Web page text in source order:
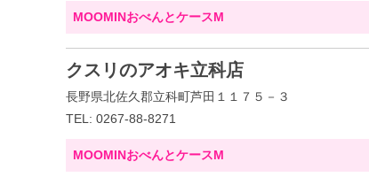
MOOMINおべんとケースM
クスリのアオキ立科店
長野県北佐久郡立科町芦田１１７５－３
TEL: 0267-88-8271
MOOMINおべんとケースM